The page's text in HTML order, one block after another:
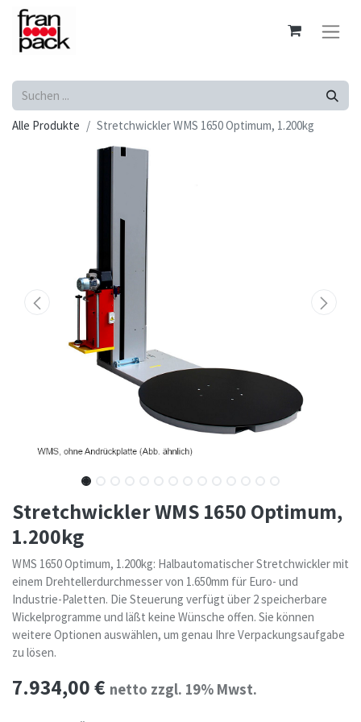
Alle Produkte Stretchwickler WMS 1650 Optimum, 1.200kg
Stretchwickler WMS 1650 Optimum,
1.200kg
WMS 1650 Optimum, 1.200kg: Halbautomatischer Stretchwickler mit
einem Drehtellerdurchmesser von 1.650mm für Euro- und
Industrie-Paletten. Die Steuerung verfügt über 2 speicherbare
Wickelprogramme und läßt keine Wünsche offen. Sie können
weitere Optionen auswählen, um genau Ihre Verpackungsaufgabe
zu lösen.
7.934,00€ netto zzgl. 19% Mwst.